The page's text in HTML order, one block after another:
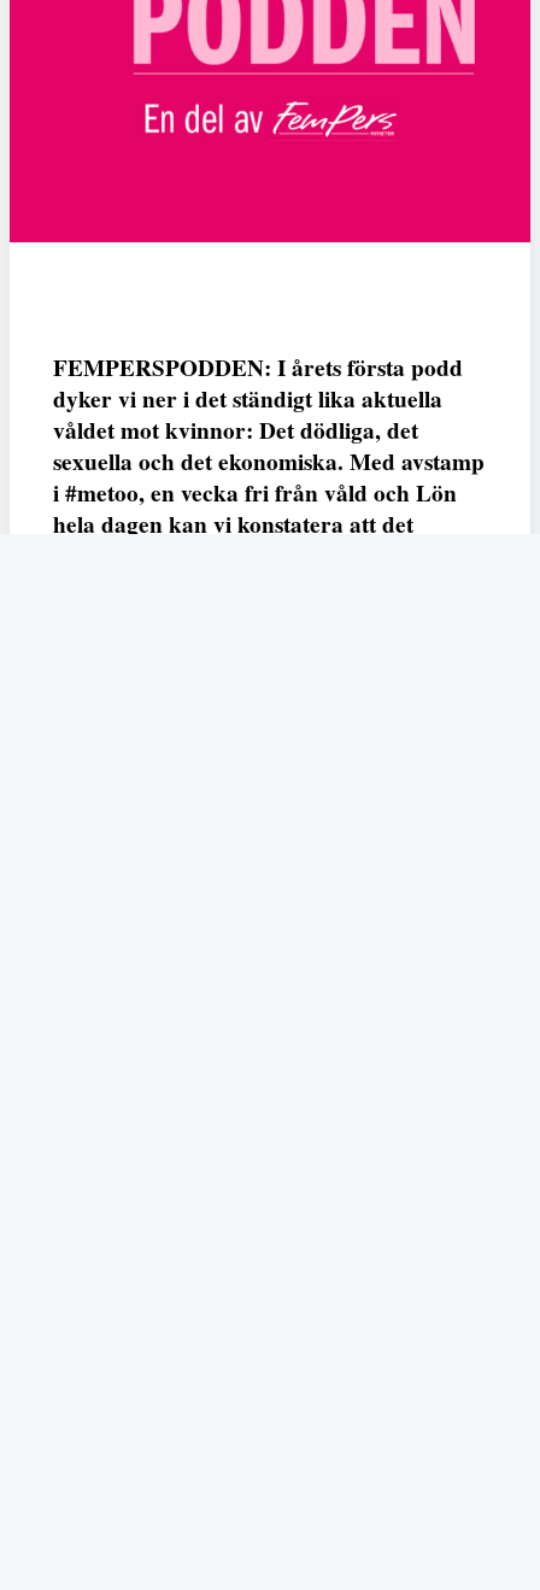
FEMPERSPODDEN: I årets första podd
dyker vi ner i det ständigt lika aktuella
våldet mot kvinnor: Det dödliga, det
sexuella och det ekonomiska. Med avstamp
i #metoo, en vecka fri från våld och Lön
hela dagen kan vi konstatera att det